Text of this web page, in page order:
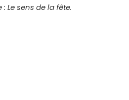
Le sens de la fête.